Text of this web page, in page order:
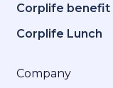
Corplife benefit
Corplife Lunch
Company